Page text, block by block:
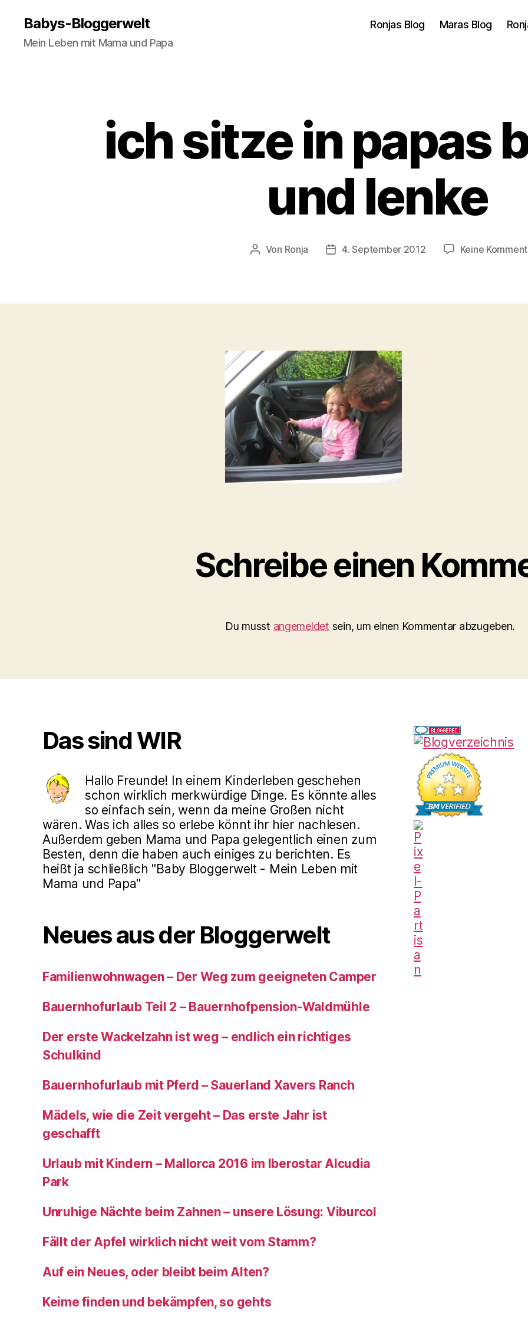
Babys-Bloggerwelt
Mein Leben mit Mama und Papa
Ronjas Blog Maras Blog
ich sitze in papas
und lenke
Beitragsautor
Von Ronja Veröffentlichungsdatum
4. September 2012 Keine
Schreibe einen
Du musst angemeldet sein, um einen Kommentar abzugeben.
Das sind WIR
Hallo Freunde! In einem Kinderleben geschehen
schon wirklich merkwürdige Dinge. Es könnte alles
so einfach sein, wenn da meine Großen nicht
wären. Was ich alles so erlebe könnt ihr hier nachlesen.
Außerdem geben Mama und Papa gelegentlich einen zum
Besten, denn die haben auch einiges zu berichten. Es
heißt ja schließlich "Baby Bloggerwelt - Mein Leben mit
Mama und Papa"
Neues aus der Bloggerwelt
Familienwohnwagen – Der Weg zum geeigneten Camper
Bauernhofurlaub Teil 2 – Bauernhofpension-Waldmühle
Der erste Wackelzahn ist weg – endlich ein richtiges
Schulkind
Bauernhofurlaub mit Pferd – Sauerland Xavers Ranch
Mädels, wie die Zeit vergeht – Das erste Jahr ist
geschafft
Urlaub mit Kindern – Mallorca 2016 im Iberostar Alcudia
Park
Unruhige Nächte beim Zahnen – unsere Lösung: Viburcol
Fällt der Apfel wirklich nicht weit vom Stamm?
Auf ein Neues, oder bleibt beim Alten?
Keime finden und bekämpfen, so gehts